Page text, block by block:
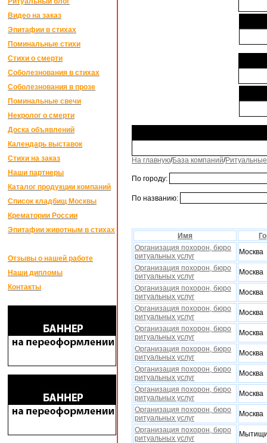
Видео на заказ
Эпитафии в стихах
Поминальные стихи
Стихи о смерти
Соболезнования в стихах
Соболезнования в прозе
Поминальные свечи
Некролог о смерти
Доска объявлений
Календарь выставок
Стихи на заказ
Наши партнеры
Каталог продукции компаний
Список кладбищ Москвы
Крематории России
Эпитафии животным в стихах
Отзывы о нашей работе
Наши дипломы
Контакты
На главную/База компаний/
По городу:
По названию:
Имя
Организация похорон, бюро
ритуальных услуг
Москва
Организация похорон, бюро
ритуальных услуг
Москва
Организация похорон, бюро
ритуальных услуг
Москва
Организация похорон, бюро
ритуальных услуг
Москва
Организация похорон, бюро
ритуальных услуг
Москва
Организация похорон, бюро
ритуальных услуг
Москва
Организация похорон, бюро
ритуальных услуг
Москва
Организация похорон, бюро
ритуальных услуг
Москва
Организация похорон, бюро
ритуальных услуг
Москва
Организация похорон, бюро
ритуальных услуг